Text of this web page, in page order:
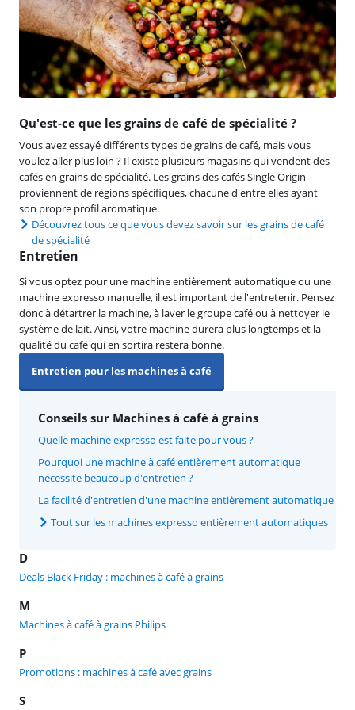
Qu'est-ce que les grains de café de spécialité ?
Vous avez essayé différents types de grains de café, mais vous
voulez aller plus loin ? Il existe plusieurs magasins qui vendent des
cafés en grains de spécialité. Les grains des cafés Single Origin
proviennent de régions spécifiques, chacune d'entre elles ayant
son propre profil aromatique.
Découvrez tous ce que vous devez savoir sur les grains de café
de spécialité
Entretien
Si vous optez pour une machine entièrement automatique ou une
machine expresso manuelle, il est important de l'entretenir. Pensez
donc à détartrer la machine, à laver le groupe café ou à nettoyer le
système de lait. Ainsi, votre machine durera plus longtemps et la
qualité du café qui en sortira restera bonne.
Entretien pour les machines à café
Conseils sur Machines à café à grains
Quelle machine expresso est faite pour vous ?
Pourquoi une machine à café entièrement automatique
nécessite beaucoup d'entretien ?
La facilité d'entretien d'une machine entièrement automatique
Tout sur les machines expresso entièrement automatiques
D
Deals Black Friday : machines à café à grains
M
Machines à café à grains Philips
P
Promotions : machines à café avec grains
S